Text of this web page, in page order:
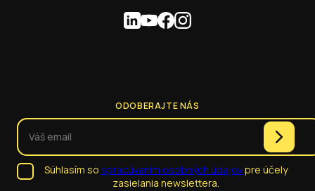
ODOBERAJTE NÁS
Súhlasím so spracúvaním osobných údajovpre účely
zasielania newslettera.